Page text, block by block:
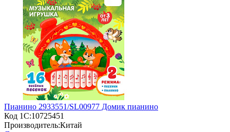
Пианино 2933551/SL00977 Домик пианино
Код 1С:10725451
Производитель:Китай